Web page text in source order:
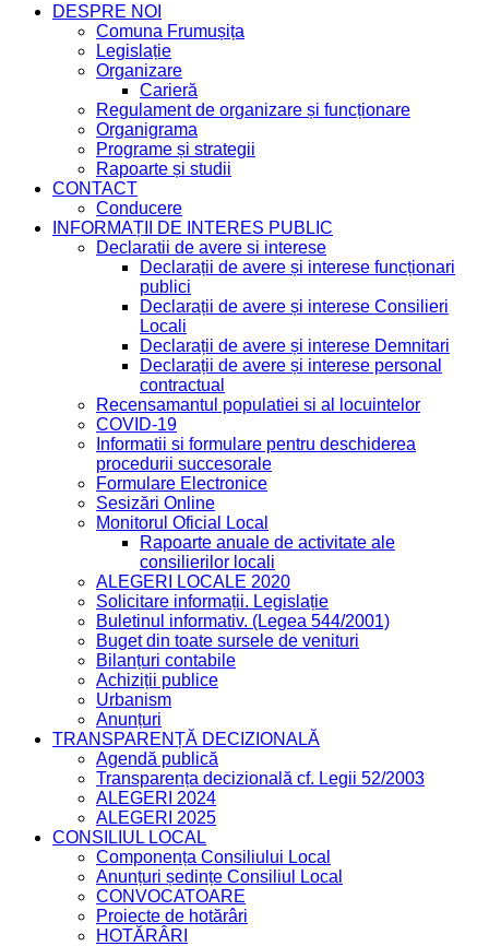
DESPRE NOI
Comuna Frumușița
Legislație
Organizare
Carieră
Regulament de organizare și funcționare
Organigrama
Programe și strategii
Rapoarte și studii
CONTACT
Conducere
INFORMAȚII DE INTERES PUBLIC
Declaratii de avere si interese
Declarații de avere și interese funcționari
publici
Declarații de avere și interese Consilieri
Locali
Declarații de avere și interese Demnitari
Declarații de avere și interese personal
contractual
Recensamantul populatiei si al locuintelor
COVID-19
Informatii si formulare pentru deschiderea
procedurii succesorale
Formulare Electronice
Sesizări Online
Monitorul Oficial Local
Rapoarte anuale de activitate ale
consilierilor locali
ALEGERI LOCALE 2020
Solicitare informații. Legislație
Buletinul informativ. (Legea 544/2001)
Buget din toate sursele de venituri
Bilanțuri contabile
Achiziții publice
Urbanism
Anunțuri
TRANSPARENȚĂ DECIZIONALĂ
Agendă publică
Transparența decizională cf. Legii 52/2003
ALEGERI 2024
ALEGERI 2025
CONSILIUL LOCAL
Componența Consiliului Local
Anunțuri ședințe Consiliul Local
CONVOCATOARE
Proiecte de hotărâri
HOTĂRÂRI